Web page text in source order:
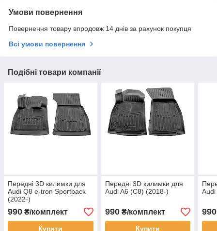
Умови повернення
Повернення товару впродовж 14 днів за рахунок покупця
Всі умови повернення
Подібні товари компанії
Передні 3D килимки для
Audi Q8 e-tron Sportback
(2022-)
990 ₴/комплект
Купити
Передні 3D килимки для
Audi A6 (C8) (2018-)
990₴/комплект
Купити
990